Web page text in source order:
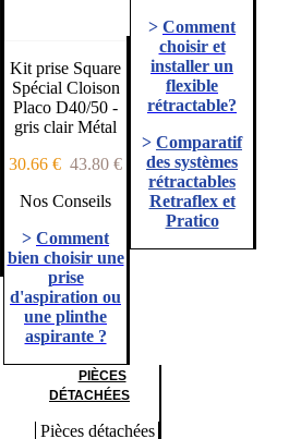
Kit prise Square
Spécial Cloison
Placo D40/50 -
gris clair Métal
30.66 € 43.80 €
Nos Conseils
> Comment
bien choisir une
prise
d'aspiration ou
une plinthe
aspirante ?
> Comment
choisir et
installer un
flexible
rétractable?
> Comparatif
des systèmes
rétractables
Retraflex et
Pratico
PIÈCES
DÉTACHÉES
Pièces détachées